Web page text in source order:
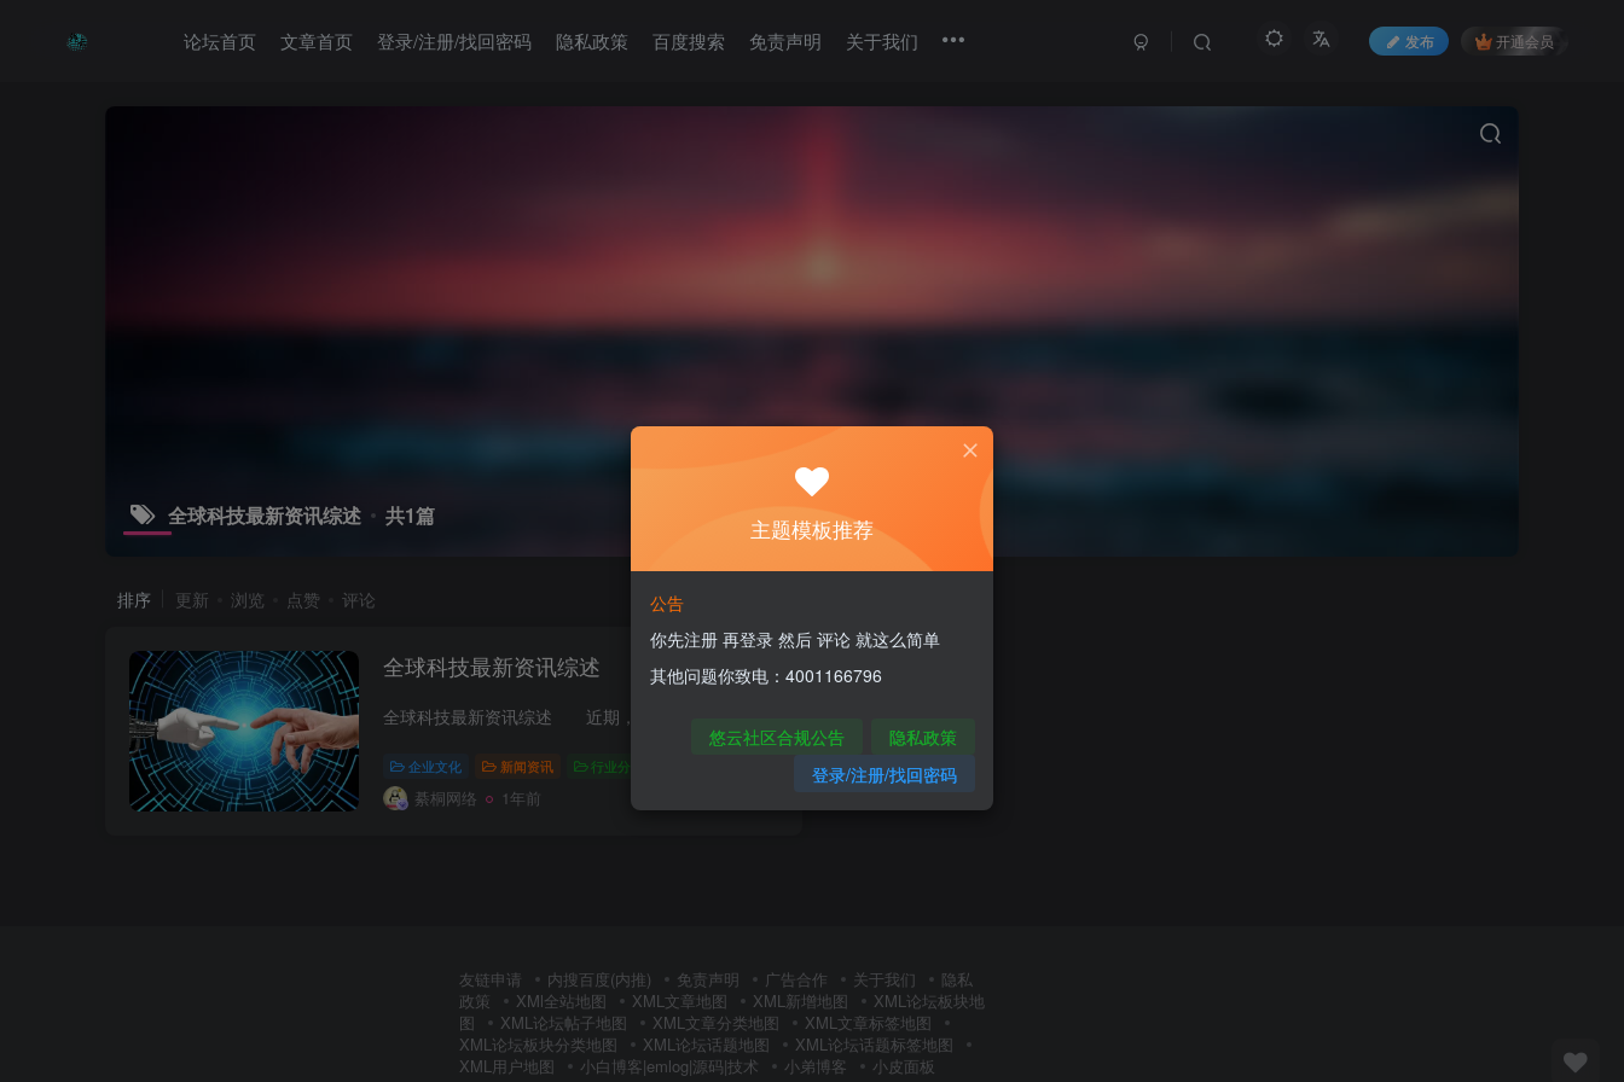
论坛首页 文章首页 登录/注册/找回密码 隐私政策 百度搜索 免责声明 关于我们 发布 开通会员
全球科技最新资讯综述 共1篇
排序 更新 浏览 点赞 评论
全球科技最新资讯综述
企业文化 新闻资讯 行业分析
綦桐网络 1年前
友链申请 内搜百度(内推) 免责声明 广告合作 关于我们
隐私
政策
XMl全站地图 XML文章地图 XML新增地图
XML论坛板块地
图
XML论坛帖子地图 XML文章分类地图
XML文章标签地图
XML论坛板块分类地图
XML论坛话题地图
XML论坛话题标签地图
XML用户地图
小白博客|emlog|源码|技术 小弟博客 小皮面板
主题模板推荐
公告
你先注册 再登录 然后 评论 就这么简单
其他问题你致电：4001166796
悠云社区合规公告
隐私政策
登录/注册/找回密码